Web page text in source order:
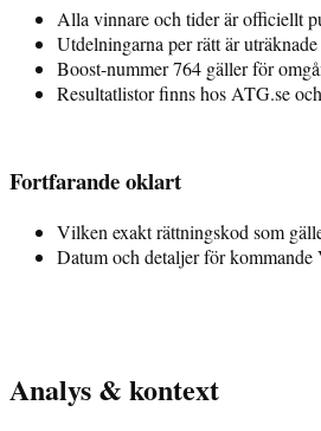
Alla vinnare och tider är officiellt
Utdelningarna per rätt är
Boost-nummer 764 gäller för
Resultatlistor finns hos ATG.se
Fortfarande oklart
Vilken exakt rättningskod som
Datum och detaljer för kommande
Analys & kontext